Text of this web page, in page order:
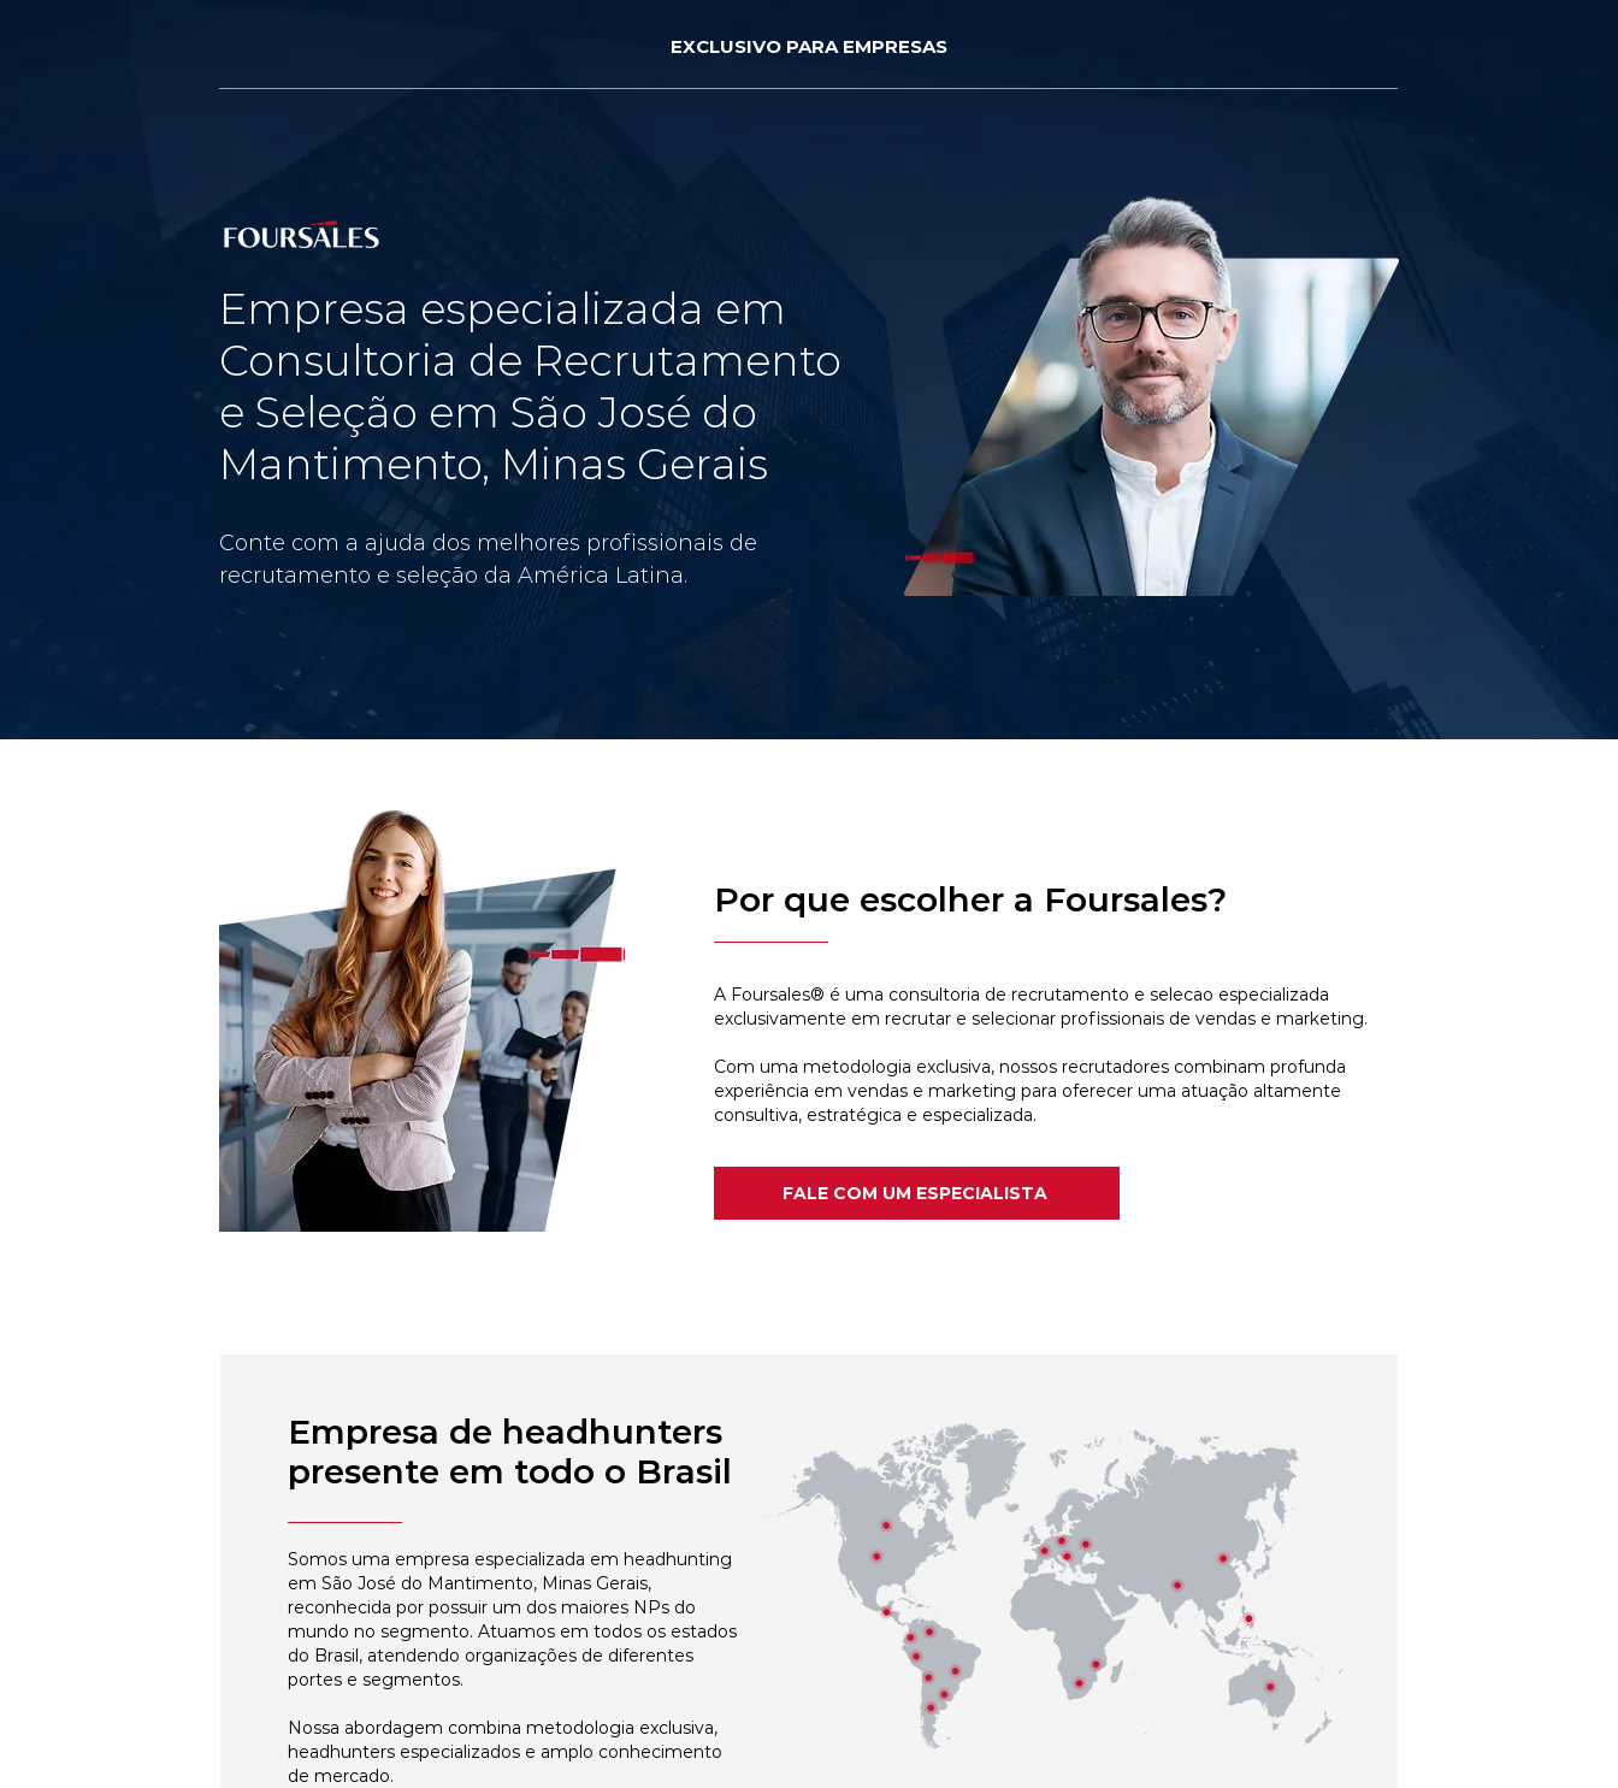
EXCLUSIVO PARA EMPRESAS
Empresa especializada em
Consultoria de Recrutamento
e Seleção em São José do
Mantimento, Minas Gerais
Conte com a ajuda dos melhores profissionais de
recrutamento e seleção da América Latina.
Por que escolher a Foursales?
A Foursales® é uma consultoria de recrutamento e selecao especializada
exclusivamente em recrutar e selecionar profissionais de vendas e marketing.
Com uma metodologia exclusiva, nossos recrutadores combinam profunda
experiência em vendas e marketing para oferecer uma atuação altamente
consultiva, estratégica e especializada.
FALE COM UM ESPECIALISTA
Empresa de headhunters
presente em todo o Brasil
Somos uma empresa especializada em headhunting
em São José do Mantimento, Minas Gerais,
reconhecida por possuir um dos maiores NPs do
mundo no segmento. Atuamos em todos os estados
do Brasil, atendendo organizações de diferentes
portes e segmentos.
Nossa abordagem combina metodologia exclusiva,
headhunters especializados e amplo conhecimento
de mercado.